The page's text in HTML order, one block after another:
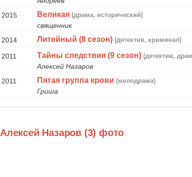
2015
Великая (драма, исторический)
священник
2014
Литейный (8 сезон) (детектив, криминал)
2011 Тайны следствия (9 сезон) (детектив,
Алексей Назаров
2011
Пятая группа крови (мелодрама)
Гриша
Алексей Назаров (3) фото